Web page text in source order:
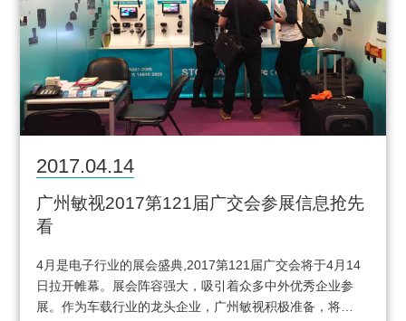
2017.04.14
广州敏视2017第121届广交会参展信息抢先
看
4月是电子行业的展会盛典,2017第121届广交会将于4月14
日拉开帷幕。展会阵容强大，吸引着众多中外优秀企业参
展。作为车载行业的龙头企业，广州敏视积极准备，将…